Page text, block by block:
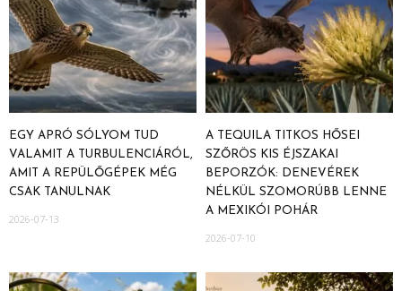
EGY APRÓ SÓLYOM TUD
VALAMIT A TURBULENCIÁRÓL,
AMIT A REPÜLŐGÉPEK MÉG
CSAK TANULNAK
2026-07-13
A TEQUILA TITKOS HŐSEI
SZŐRÖS KIS ÉJSZAKAI
BEPORZÓK: DENEVÉREK
NÉLKÜL SZOMORÚBB LENNE
A MEXIKÓI POHÁR
2026-07-10